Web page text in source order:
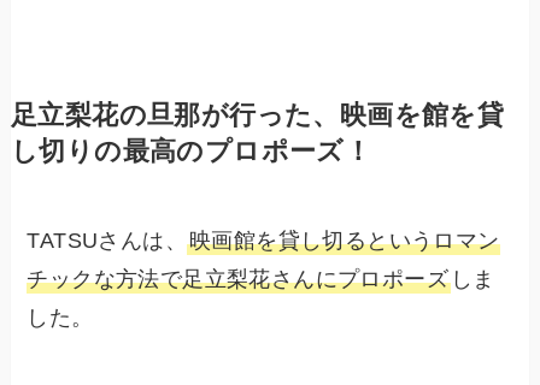
足立梨花の旦那が行った、映画を館を貸
し切りの最高のプロポーズ！
TATSUさんは、映画館を貸し切るというロマン
チックな方法で足立梨花さんにプロポーズ しま
した。